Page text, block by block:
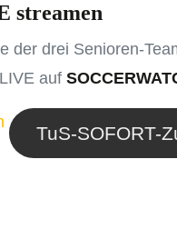
streamen
der drei Senioren-
auf
TuS-SOFORT-